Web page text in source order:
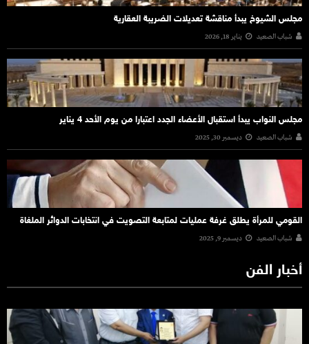
مجلس الشيوخ يبدأ مناقشة تعديلات الضريبة العقارية
شباب الصعيد يناير 18, 2026
مجلس النواب يبدأ استقبال الأعضاء الجدد اعتبارا من يوم الأحد 4 يناير
شباب الصعيد ديسمبر 30, 2025
القومي للمرأة يطلق غرفة عمليات لمتابعة التصويت في انتخابات الدوائر الملغاة
شباب الصعيد ديسمبر 9, 2025
أخبار الفن